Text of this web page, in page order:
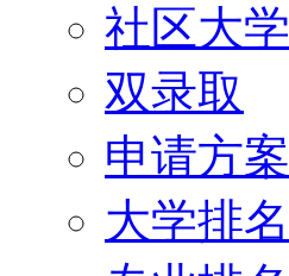
社区大学
双录取
申请方案
大学排名